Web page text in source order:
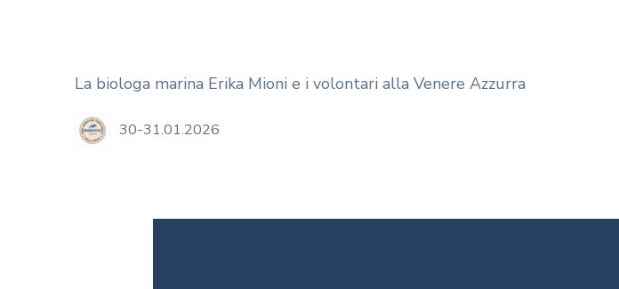
La biologa marina Erika Mioni e i volontari alla Venere Azzurra
30-31.01.2026